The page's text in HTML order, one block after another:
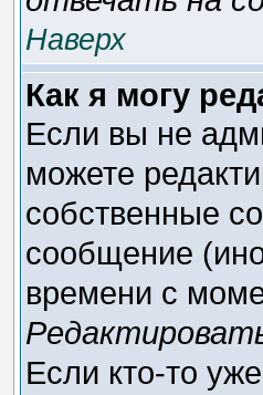
Наверх
Как я могу
Если вы не
можете
собственные
сообщение
времени с
Если кто-то